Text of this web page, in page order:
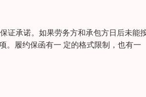
证承诺。如果劳务方和承包方日后未能
。履约保函有一 定的格式限制，也有一